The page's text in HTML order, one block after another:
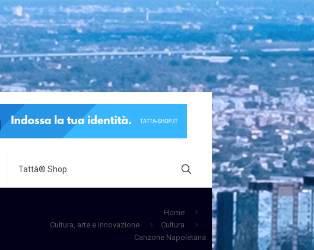
Tattà® Shop
Home
Cultura, arte e innovazione
Cultura
Canzone Napoletana